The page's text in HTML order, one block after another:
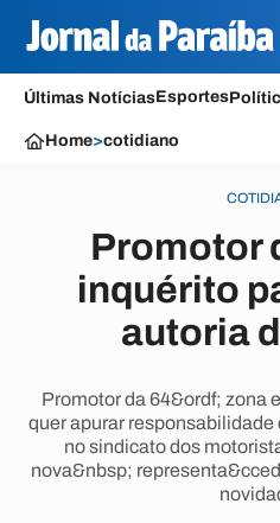
Últimas NotíciasEsportes
Home>cotidiano
Promotor
inquérito
autoria
Promotor da 64&ordf; zona
quer apurar
no sindicato dos
nova&nbsp;